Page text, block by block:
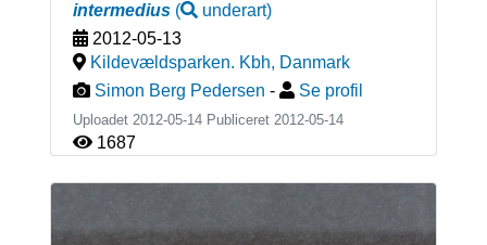
intermedius( underart)
2012-05-13
Kildevældsparken. Kbh, Danmark
Simon Berg Pedersen - Se profil
Uploadet 2012-05-14 Publiceret 2012-05-14
1687